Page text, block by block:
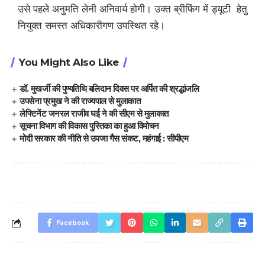
उसे पहले अनुमति लेनी अनिवार्य होगी। उक्त ब्रीफिंग में ड्यूटी हेतु
नियुक्त समस्त अधिकारीगण उपस्थित रहे।
You Might Also Like
डॉ. मुखर्जी की पुण्यतिथि बलिदान दिवस पर अर्पित की श्रद्धांजलि
उपसेना प्रमुख ने की राज्यपाल से मुलाकात
लेफ्टिनेंट जनरल राजीव घई ने की सीएम से मुलाकात
सूचना विभाग की विकास पुस्तिका का हुआ विमोचन
मोदी सरकार की नीति से उपजा गैस संकट, महंगाई : सीपीएम
Facebook